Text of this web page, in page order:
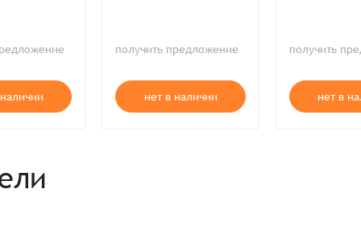
Войти Забыли пароль?
Отправить
Введите слово на картинке*
вы принимаете положенияПользовательского
Публичной оферты
Отправить
получить предложение
нет в наличии
получить
нет в